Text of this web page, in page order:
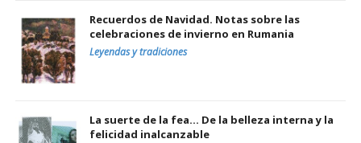
Recuerdos de Navidad. Notas sobre las
celebraciones de invierno en Rumania
Leyendas y tradiciones
La suerte de la fea... De la belleza interna y la
felicidad inalcanzable